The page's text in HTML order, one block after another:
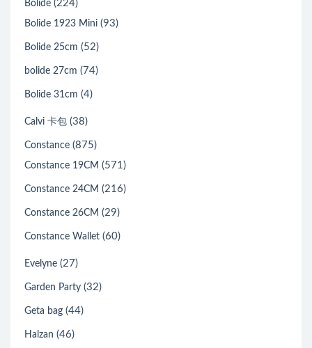
Bolide (224)
Bolide 1923 Mini (93)
Bolide 25cm (52)
bolide 27cm (74)
Bolide 31cm (4)
Calvi 卡包 (38)
Constance (875)
Constance 19CM (571)
Constance 24CM (216)
Constance 26CM (29)
Constance Wallet (60)
Evelyne (27)
Garden Party (32)
Geta bag (44)
Halzan (46)